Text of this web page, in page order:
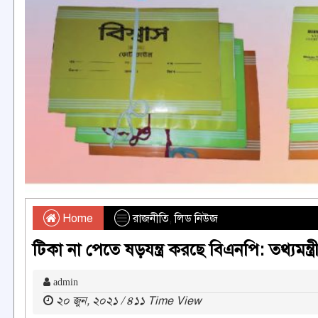
Home রাজনীতি,লিড নিউজ
টিকা না পেতে ষড়যন্ত্র করছে বিএনপি: তথ্যমন্ত্রী
admin
২০ জুন, ২০২১ / ৪১১ Time View